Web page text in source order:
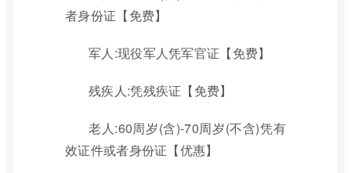
者身份证【免费】
军人:现役军人凭军官证【免费】
残疾人:凭残疾证【免费】
老人:60周岁(含)-70周岁(不含)凭有
效证件或者身份证【优惠】